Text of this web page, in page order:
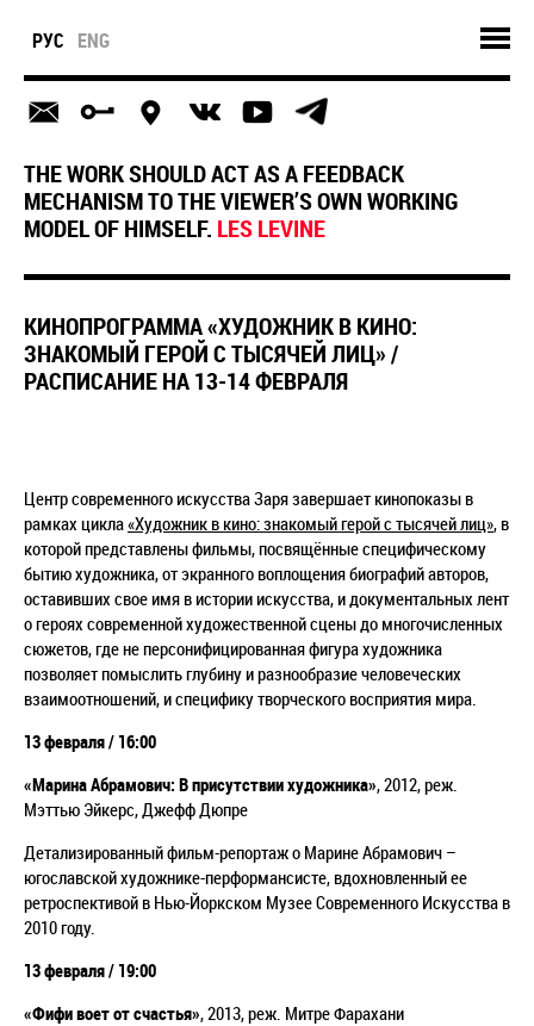
РУС ENG
THE WORK SHOULD ACT AS A FEEDBACK
MECHANISM TO THE VIEWER’S OWN WORKING
MODEL OF HIMSELF. LES LEVINE
КИНОПРОГРАММА «ХУДОЖНИК В КИНО:
ЗНАКОМЫЙ ГЕРОЙ С ТЫСЯЧЕЙ ЛИЦ» /
РАСПИСАНИЕ НА 13-14 ФЕВРАЛЯ
Центр современного искусства Заря завершает кинопоказы в
рамках цикла«Художник в кино: знакомый герой с тысячей лиц», в
которой представлены фильмы, посвящённые специфическому
бытию художника, от экранного воплощения биографий авторов,
оставивших свое имя в истории искусства, и документальных лент
о героях современной художественной сцены до многочисленных
сюжетов, где не персонифицированная фигура художника
позволяет помыслить глубину и разнообразие человеческих
взаимоотношений, и специфику творческого восприятия мира.
13 февраля / 16:00
«Марина Абрамович: В присутствии художника», 2012, реж.
Мэттью Эйкерс, Джефф Дюпре
Детализированный фильм-репортаж о Марине Абрамович –
югославской художнике-перформансисте, вдохновленный ее
ретроспективой в Нью-Йоркском Музее Современного Искусства в
2010 году.
13 февраля / 19:00
«Фифи воет от счастья», 2013, реж. Митре Фарахани